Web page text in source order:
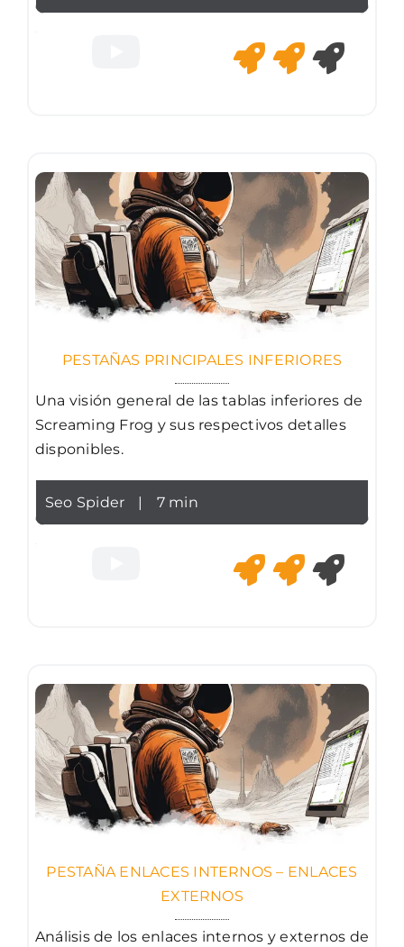
PESTAÑAS PRINCIPALES INFERIORES
Una visión general de las tablas inferiores de
Screaming Frog y sus respectivos detalles
disponibles.
Seo Spider | 7 min
PESTAÑA ENLACES INTERNOS – ENLACES
EXTERNOS
Análisis de los enlaces internos y externos de